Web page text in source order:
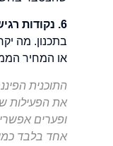
6. נקודות רגישות
או המחיר
התוכנית
את הפעילות
ופערים
אחד בלבד